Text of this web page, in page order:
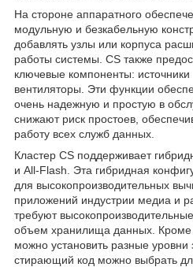
На стороне аппаратного
модульную и безкабельную
добавлять узлы или корпуса
работы системы. CS также
ключевые компоненты:
вентиляторы. Эти функции
очень надежную и простую в
снижают риск простоев,
работу всех служб данных.
Кластер CS поддерживает
и All-Flash. Эта гибридная
для высокопроизводительных
приложений индустрии медиа и
требуют
объем хранилища данных. Кроме
можно установить разные
стирающий код можно выбрать